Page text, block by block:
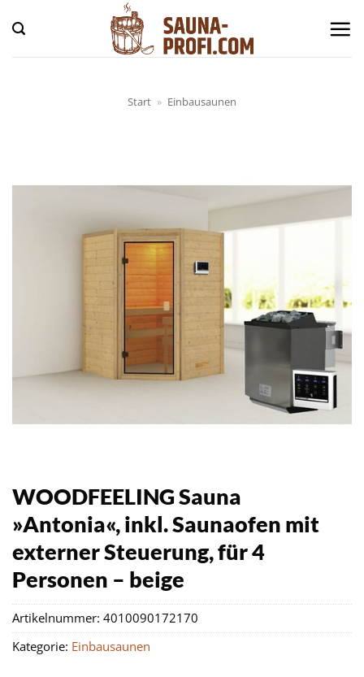
Inhalt
springen
Start » Einbausaunen
WOODFEELING Sauna
»Antonia«, inkl. Saunaofen mit
externer Steuerung, für 4
Personen – beige
Artikelnummer: 4010090172170
Kategorie: Einbausaunen